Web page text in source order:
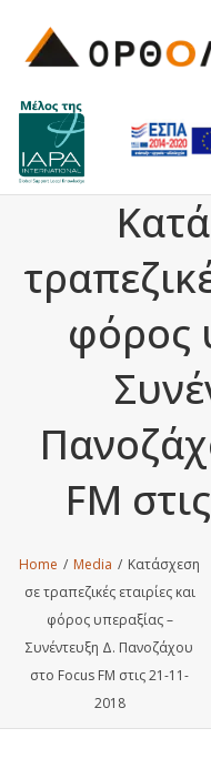
φόρος
FM
Home / Media / Κατάσχεση
σε τραπεζικές εταιρίες και
φόρος υπεραξίας –
Συνέντευξη Δ. Πανοζάχου
στο Focus FM στις 21-11-
2018